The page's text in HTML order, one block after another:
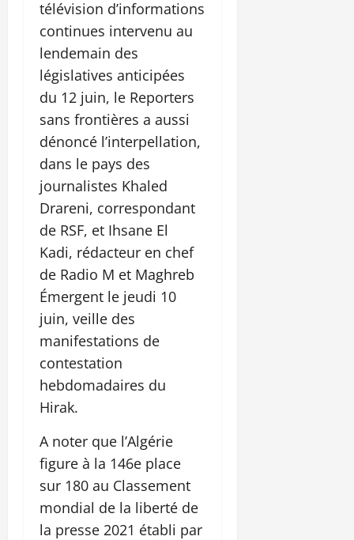
télévision d’informations
continues intervenu au
lendemain des
législatives anticipées
du 12 juin, le Reporters
sans frontières a aussi
dénoncé l’interpellation,
dans le pays des
journalistes Khaled
Drareni, correspondant
de RSF, et Ihsane El
Kadi, rédacteur en chef
de Radio M et Maghreb
Émergent le jeudi 10
juin, veille des
manifestations de
contestation
hebdomadaires du
Hirak.
A noter que l’Algérie
figure à la 146e place
sur 180 au Classement
mondial de la liberté de
la presse 2021 établi par